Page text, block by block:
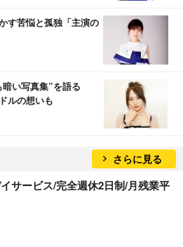
す苦悩と孤独「主演の
い写真集”を語る
ルの想いも
さらに見る
サービス/完全週休2日制/月残業平